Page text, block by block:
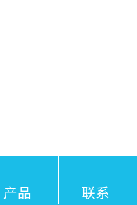
产品 联系